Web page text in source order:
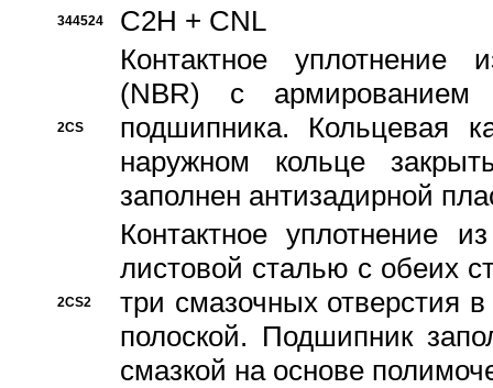
344524 C2H + CNL
2CS
Контактное уплотнение
(NBR) с
подшипника. Кольцевая
наружном кольце
заполнен антизадирной
2CS2
Контактное уплотнение
листовой сталью с обеих
три смазочных отверстия
полоской. Подшипник
смазкой на основе